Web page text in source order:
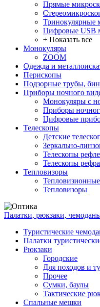
Прямые
Тринокулярные
Цифровые USB
+ Показать все
Монокуляры
ZOOM
Одежда и
Перископы
Подзорные трубы,
Приборы ночного
Монокуляры с
Приборы
Цифровые
Телескопы
Детские
Зеркально-
Телескопы
Телескопы
Тепловизоры
Тепловизоры
Палатки, рюкзаки,
Туристические
Палатки
Рюкзаки
Городские
Для походов и
Прочее
Сумки, баулы
Тактические
Спальные мешки